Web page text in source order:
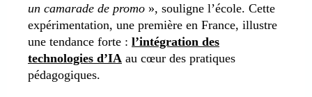
un camarade de promo », souligne l’école. Cette
expérimentation, une première en France, illustre
une tendance forte : l’intégration des
technologies d’IA au cœur des pratiques
pédagogiques.